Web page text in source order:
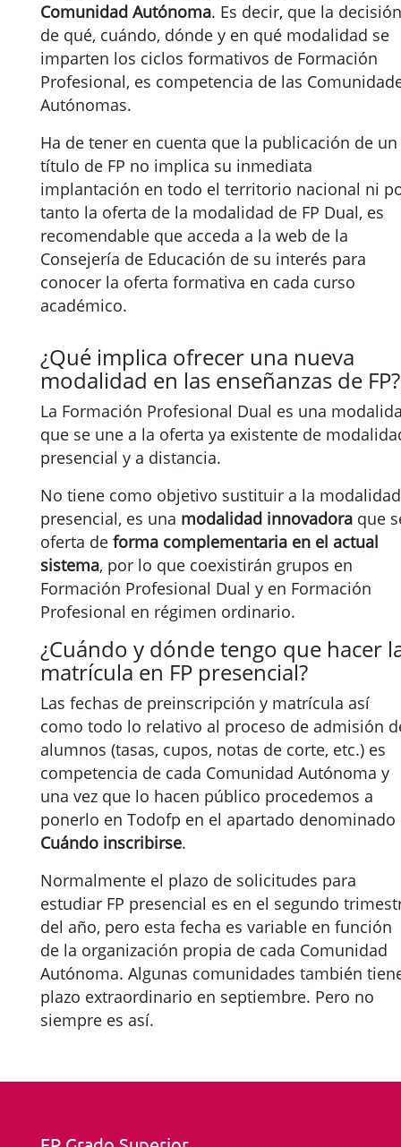
Comunidad Autónoma. Es decir, que la decisión
de qué, cuándo, dónde y en qué modalidad se
imparten los ciclos formativos de Formación
Profesional, es competencia de las
Autónomas.
Ha de tener en cuenta que la publicación de un
título de FP no implica su inmediata
implantación en todo el territorio nacional ni
tanto la oferta de la modalidad de FP Dual, es
recomendable que acceda a la web de la
Consejería de Educación de su interés para
conocer la oferta formativa en cada curso
académico.
¿Qué implica ofrecer una nueva
modalidad en las enseñanzas de FP?
La Formación Profesional Dual es una
que se une a la oferta ya existente de
presencial y a distancia.
No tiene como objetivo sustituir a la modalidad
presencial, es una modalidad innovadora que
oferta de forma complementaria en el actual
sistema, por lo que coexistirán grupos en
Formación Profesional Dual y en Formación
Profesional en régimen ordinario.
¿Cuándo y dónde tengo que hacer
matrícula en FP presencial?
Las fechas de preinscripción y matrícula así
como todo lo relativo al proceso de admisión
alumnos (tasas, cupos, notas de corte, etc.) es
competencia de cada Comunidad Autónoma y
una vez que lo hacen público procedemos a
ponerlo en Todofp en el apartado denominado
Cuándo inscribirse.
Normalmente el plazo de solicitudes para
estudiar FP presencial es en el segundo
del año, pero esta fecha es variable en función
de la organización propia de cada Comunidad
Autónoma. Algunas comunidades también
plazo extraordinario en septiembre. Pero no
siempre es así.